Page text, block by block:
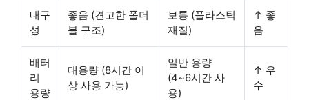
내구
성
좋음 (견고한 폴더
블 구조)
보통 (플라스틱
재질)
↑ 좋
음
배터
리
용량
대용량 (8시간 이
상 사용 가능)
일반 용량
(4~6시간 사
용)
↑ 우
수